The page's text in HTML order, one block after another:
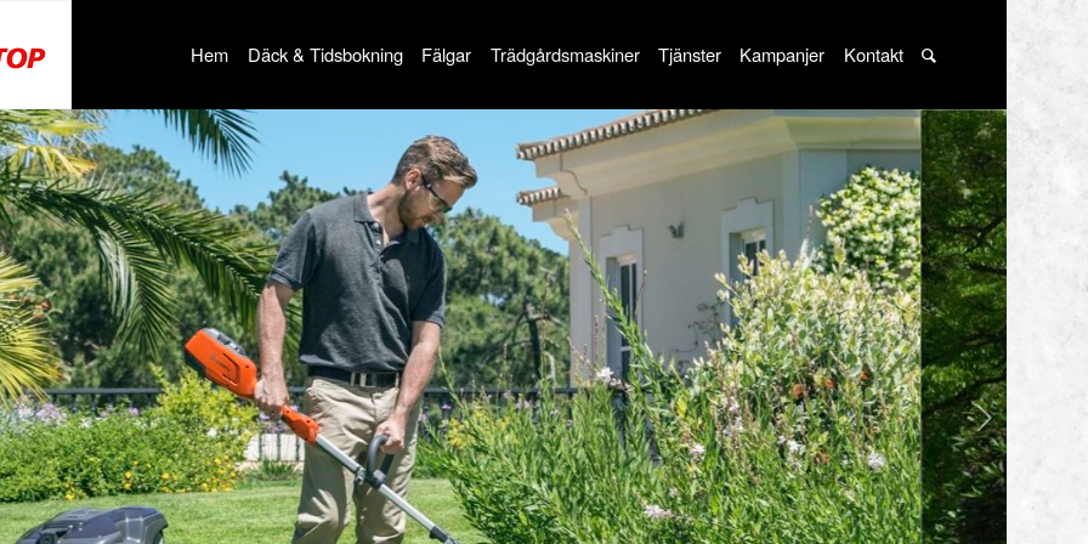
Hem Däck & Tidsbokning Fälgar Trädgårdsmaskiner Tjänster Kampanjer Kontakt
Nästa